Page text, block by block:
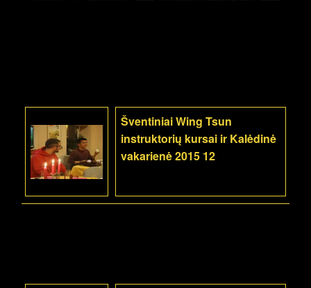
Šventiniai Wing Tsun
instruktorių kursai ir Kalėdinė
vakarienė 2015 12